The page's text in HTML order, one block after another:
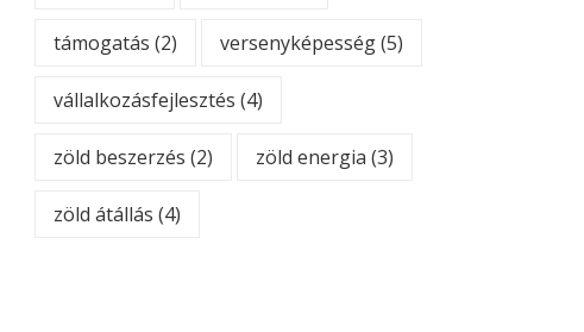
támogatás (2) versenyképesség(5)
vállalkozásfejlesztés (4)
zöld beszerzés (2) zöld energia (3)
zöld átállás (4)